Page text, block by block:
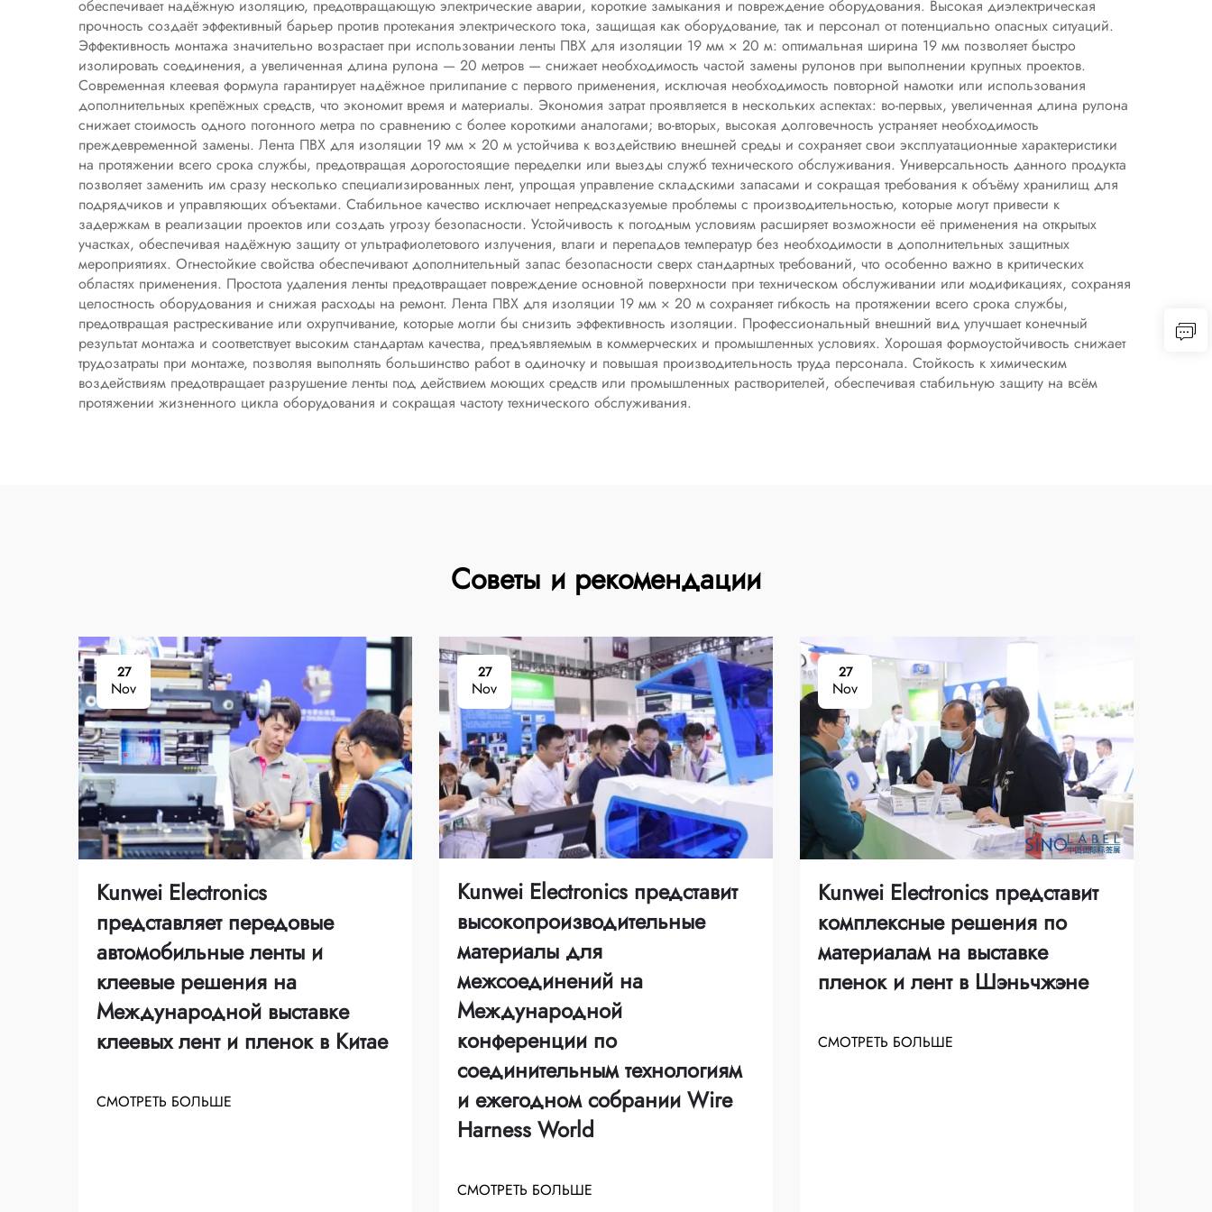
обеспечивает надёжную изоляцию, предотвращающую электрические аварии, короткие замыкания и повреждение оборудования. Высокая диэлектрическая
прочность создаёт эффективный барьер против протекания электрического тока, защищая как оборудование, так и персонал от потенциально опасных ситуаций.
Эффективность монтажа значительно возрастает при использовании ленты ПВХ для изоляции 19 мм × 20 м: оптимальная ширина 19 мм позволяет быстро
изолировать соединения, а увеличенная длина рулона — 20 метров — снижает необходимость частой замены рулонов при выполнении крупных проектов.
Современная клеевая формула гарантирует надёжное прилипание с первого применения, исключая необходимость повторной намотки или использования
дополнительных крепёжных средств, что экономит время и материалы. Экономия затрат проявляется в нескольких аспектах: во-первых, увеличенная длина рулона
снижает стоимость одного погонного метра по сравнению с более короткими аналогами; во-вторых, высокая долговечность устраняет необходимость
преждевременной замены. Лента ПВХ для изоляции 19 мм × 20 м устойчива к воздействию внешней среды и сохраняет свои эксплуатационные характеристики
на протяжении всего срока службы, предотвращая дорогостоящие переделки или выезды служб технического обслуживания. Универсальность данного продукта
позволяет заменить им сразу несколько специализированных лент, упрощая управление складскими запасами и сокращая требования к объёму хранилищ для
подрядчиков и управляющих объектами. Стабильное качество исключает непредсказуемые проблемы с производительностью, которые могут привести к
задержкам в реализации проектов или создать угрозу безопасности. Устойчивость к погодным условиям расширяет возможности её применения на открытых
участках, обеспечивая надёжную защиту от ультрафиолетового излучения, влаги и перепадов температур без необходимости в дополнительных защитных
мероприятиях. Огнестойкие свойства обеспечивают дополнительный запас безопасности сверх стандартных требований, что особенно важно в критических
областях применения. Простота удаления ленты предотвращает повреждение основной поверхности при техническом обслуживании или модификациях, сохраняя
целостность оборудования и снижая расходы на ремонт. Лента ПВХ для изоляции 19 мм × 20 м сохраняет гибкость на протяжении всего срока службы,
предотвращая растрескивание или охрупчивание, которые могли бы снизить эффективность изоляции. Профессиональный внешний вид улучшает конечный
результат монтажа и соответствует высоким стандартам качества, предъявляемым в коммерческих и промышленных условиях. Хорошая формоустойчивость снижает
трудозатраты при монтаже, позволяя выполнять большинство работ в одиночку и повышая производительность труда персонала. Стойкость к химическим
воздействиям предотвращает разрушение ленты под действием моющих средств или промышленных растворителей, обеспечивая стабильную защиту на всём
протяжении жизненного цикла оборудования и сокращая частоту технического обслуживания.
Советы и рекомендации
27
Nov
Kunwei Electronics
представляет передовые
автомобильные ленты и
клеевые решения на
Международной выставке
клеевых лент и пленок в Китае
СМОТРЕТЬ БОЛЬШЕ
27
Nov
Kunwei Electronics представит
высокопроизводительные
материалы для
межсоединений на
Международной
конференции по
соединительным технологиям
и ежегодном собрании Wire
Harness World
СМОТРЕТЬ БОЛЬШЕ
27
Nov
Kunwei Electronics представит
комплексные решения по
материалам на выставке
пленок и лент в Шэньчжэне
СМОТРЕТЬ БОЛЬШЕ